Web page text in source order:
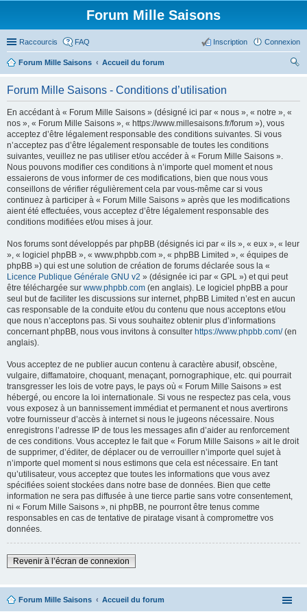
Forum Mille Saisons
Raccourcis FAQ Connexion
Inscription
Forum Mille Saisons
Accueil du forum
Forum Mille Saisons - Conditions d’utilisation
En accédant à « Forum Mille Saisons » (désigné ici par « nous », « notre », «
nos », « Forum Mille Saisons », « https://www.millesaisons.fr/forum »), vous
acceptez d’être légalement responsable des conditions suivantes. Si vous
n’acceptez pas d’être légalement responsable de toutes les conditions
suivantes, veuillez ne pas utiliser et/ou accéder à « Forum Mille Saisons ».
Nous pouvons modifier ces conditions à n’importe quel moment et nous
essaierons de vous informer de ces modifications, bien que nous vous
conseillons de vérifier régulièrement cela par vous-même car si vous
continuez à participer à « Forum Mille Saisons » après que les modifications
aient été effectuées, vous acceptez d’être légalement responsable des
conditions modifiées et/ou mises à jour.
Nos forums sont développés par phpBB (désignés ici par « ils », « eux », « leur
», « logiciel phpBB », « www.phpbb.com », « phpBB Limited », « équipes de
phpBB ») qui est une solution de création de forums déclarée sous la «
Licence Publique Générale GNU v2 » (désignée ici par « GPL ») et qui peut
être téléchargée sur www.phpbb.com (en anglais). Le logiciel phpBB a pour
seul but de faciliter les discussions sur internet, phpBB Limited n’est en aucun
cas responsable de la conduite et/ou du contenu que nous acceptons et/ou
que nous n’acceptons pas. Si vous souhaitez obtenir plus d’informations
concernant phpBB, nous vous invitons à consulter https://www.phpbb.com/(en
anglais).
Vous acceptez de ne publier aucun contenu à caractère abusif, obscène,
vulgaire, diffamatoire, choquant, menaçant, pornographique, etc. qui pourrait
transgresser les lois de votre pays, le pays où « Forum Mille Saisons » est
hébergé, ou encore la loi internationale. Si vous ne respectez pas cela, vous
vous exposez à un bannissement immédiat et permanent et nous avertirons
votre fournisseur d’accès à internet si nous le jugeons nécessaire. Nous
enregistrons l’adresse IP de tous les messages afin d’aider au renforcement
de ces conditions. Vous acceptez le fait que « Forum Mille Saisons » ait le droit
de supprimer, d’éditer, de déplacer ou de verrouiller n’importe quel sujet à
n’importe quel moment si nous estimons que cela est nécessaire. En tant
qu’utilisateur, vous acceptez que toutes les informations que vous avez
spécifiées soient stockées dans notre base de données. Bien que cette
information ne sera pas diffusée à une tierce partie sans votre consentement,
ni « Forum Mille Saisons », ni phpBB, ne pourront être tenus comme
responsables en cas de tentative de piratage visant à compromettre vos
données.
Revenir à l’écran de connexion
Forum Mille Saisons Accueil du forum